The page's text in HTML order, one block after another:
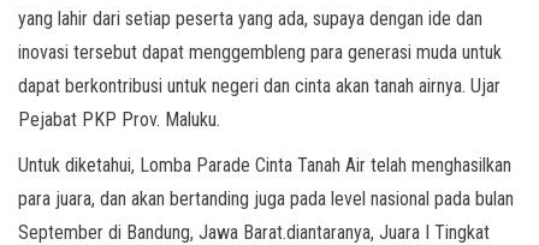
yang lahir dari setiap peserta yang ada, supaya dengan ide dan
inovasi tersebut dapat menggembleng para generasi muda untuk
dapat berkontribusi untuk negeri dan cinta akan tanah airnya. Ujar
Pejabat PKP Prov. Maluku.
Untuk diketahui, Lomba Parade Cinta Tanah Air telah menghasilkan
para juara, dan akan bertanding juga pada level nasional pada bulan
September di Bandung, Jawa Barat.diantaranya, Juara I Tingkat